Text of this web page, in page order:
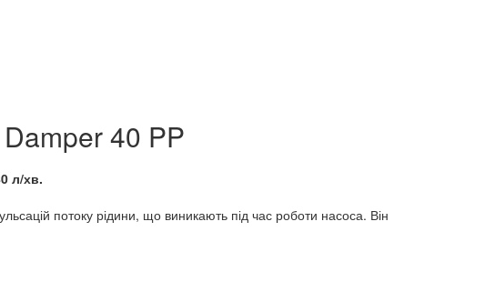
40 PP
л/хв.
потоку рідини, що виникають під час роботи насоса. Він